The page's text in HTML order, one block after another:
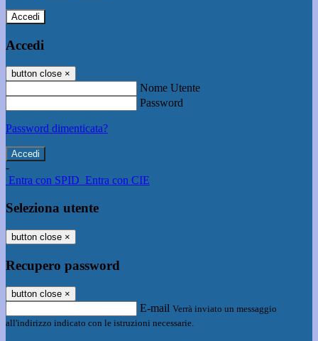
Accedi
Accedi
button close ×
Nome Utente
Password
Password dimenticata?
-
Entra con SPID Entra con CIE
Seleziona utente
button close ×
Recupero password
button close ×
E-mail Verrà inviato un messaggio
all'indirizzo indicato con le istruzioni necessarie.